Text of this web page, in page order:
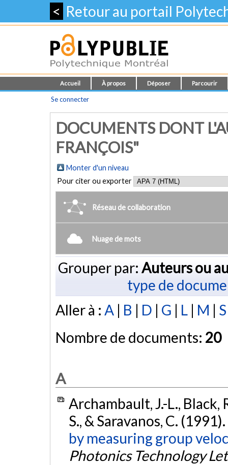
< Retour au portail
Accueil À propos Déposer Parcourir
Se connecter
DOCUMENTS DONT
FRANÇOIS"
Monter d'un niveau
Pour citer ou exporter
Réseau de collaboration
Nuage de mots
Grouper par: Auteurs ou
type de
Aller à : A | B | D | G | L | M | S
Nombre de documents: 20
A
Archambault, J.-L., Black,
S., & Saravanos, C. (1991).
by measuring group
Photonics Technology